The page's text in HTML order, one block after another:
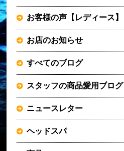
お客様の声【レディース】
お店のお知らせ
すべてのブログ
スタッフの商品愛用ブログ
ニュースレター
ヘッドスパ